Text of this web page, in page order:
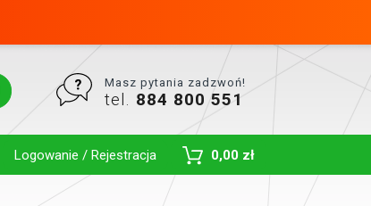
Masz pytania zadzwoń!
tel. 884 800 551
Logowanie / Rejestracja 0,00 zł